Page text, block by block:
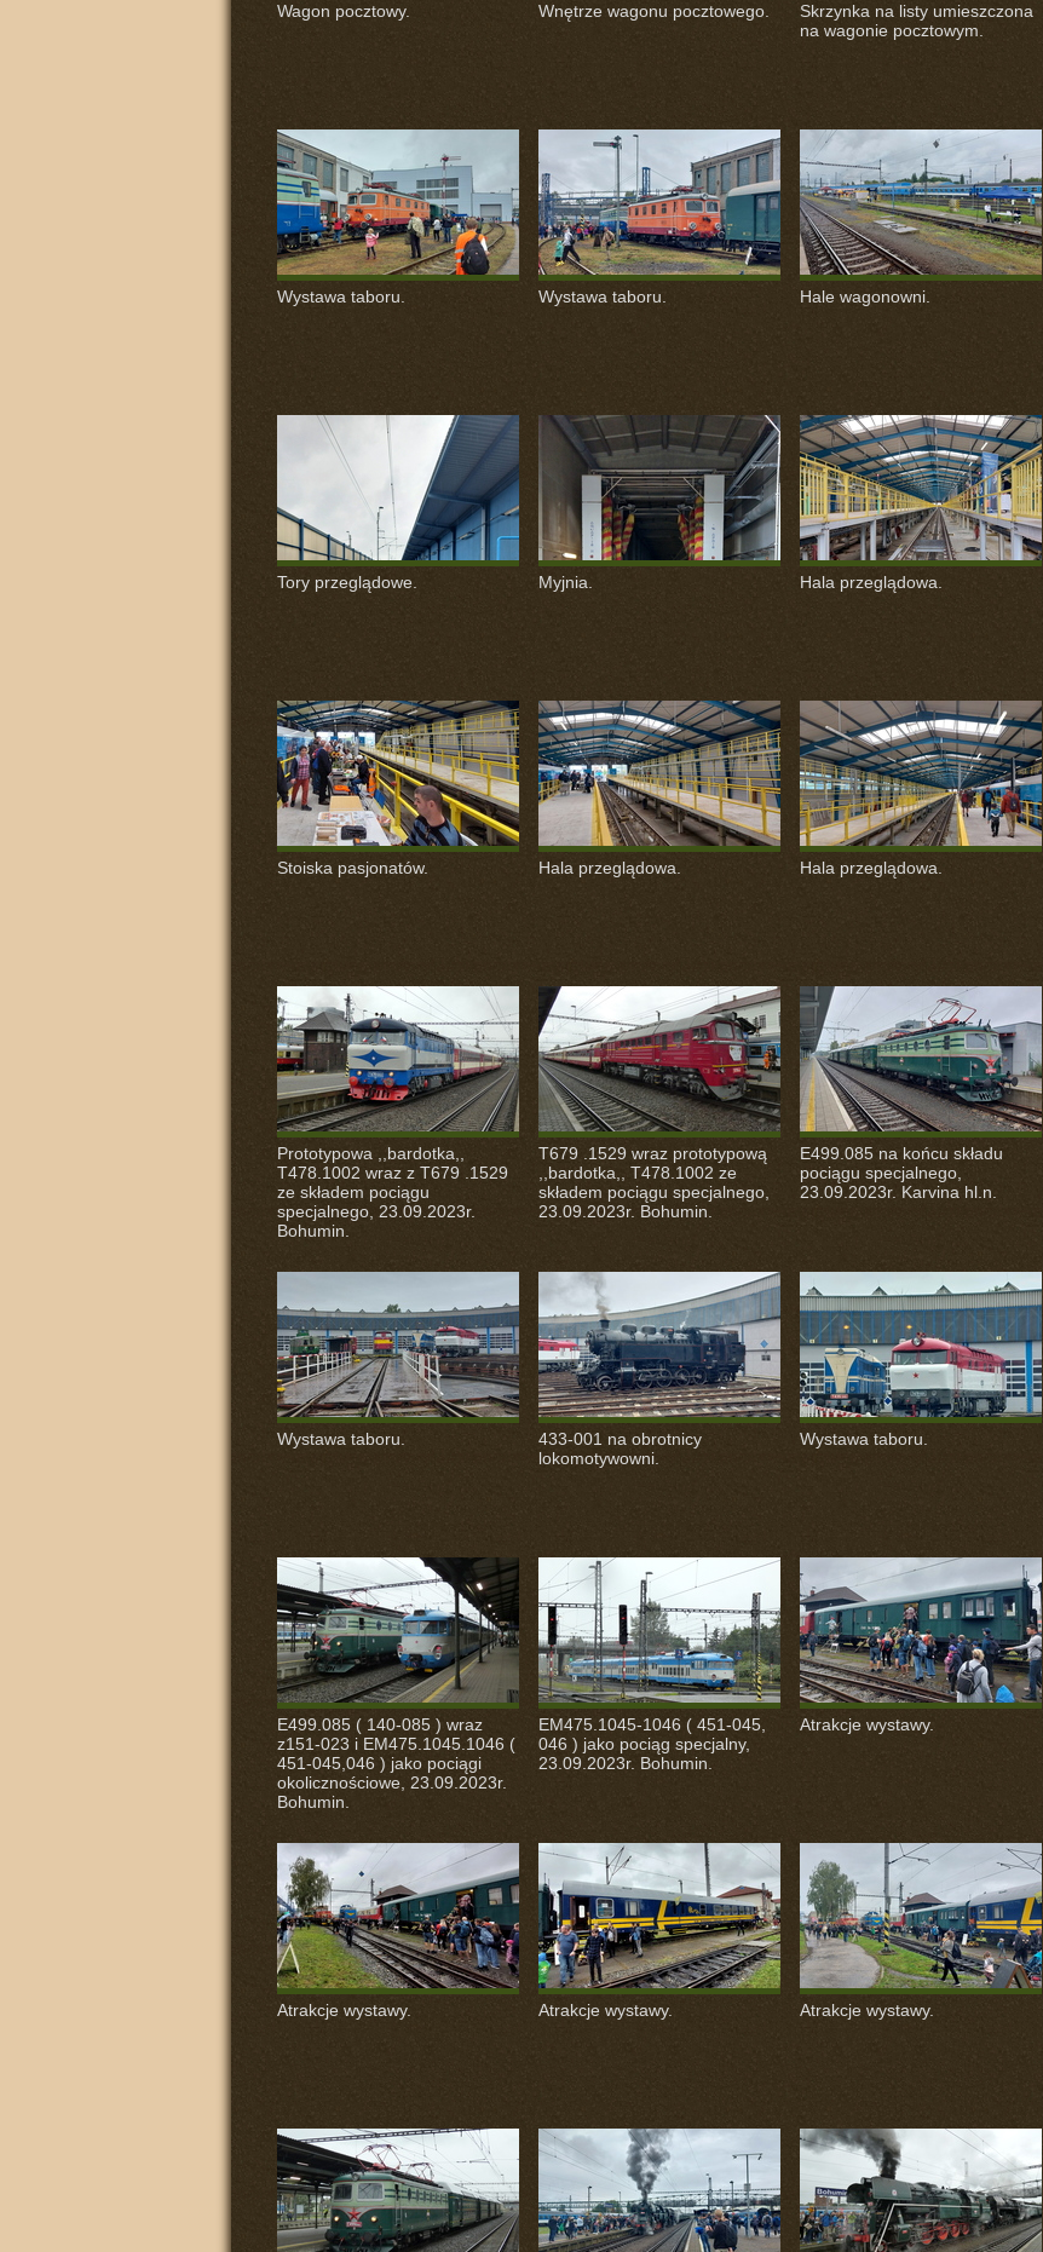
Wagon pocztowy. Wnętrze wagonu pocztowego.
Skrzynka na listy umieszczona
na wagonie pocztowym.
Wystawa taboru. Wystawa taboru. Hale wagonowni.
Tory przeglądowe. Myjnia. Hala przeglądowa.
Stoiska pasjonatów. Hala przeglądowa. Hala przeglądowa.
Prototypowa ,,bardotka,,
T478.1002 wraz z T679 .1529
ze składem pociągu
specjalnego, 23.09.2023r.
Bohumin.
T679 .1529 wraz prototypową
,,bardotka,, T478.1002 ze
składem pociągu specjalnego,
23.09.2023r. Bohumin.
E499.085 na końcu składu
pociągu specjalnego,
23.09.2023r. Karvina hl.n.
Wystawa taboru.
433-001 na obrotnicy
lokomotywowni.
Wystawa taboru.
E499.085 ( 140-085 ) wraz
z151-023 i EM475.1045.1046 (
451-045,046 ) jako pociągi
okolicznościowe, 23.09.2023r.
Bohumin.
EM475.1045-1046 ( 451-045,
046 ) jako pociąg specjalny,
23.09.2023r. Bohumin.
Atrakcje wystawy.
Atrakcje wystawy. Atrakcje wystawy. Atrakcje wystawy.